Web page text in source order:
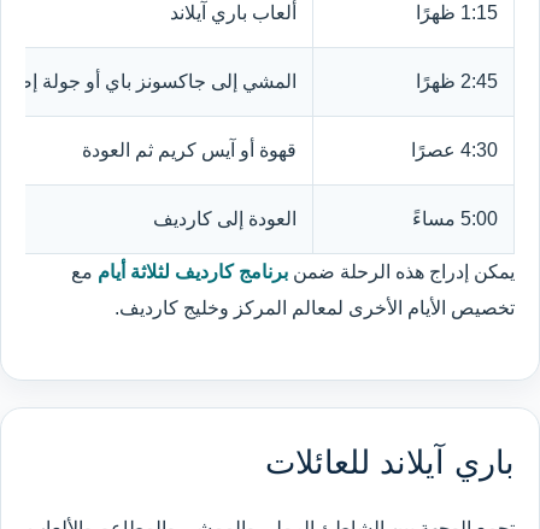
1:15 ظهرًا ألعاب باري آيلاند
2:45 ظهرًا المشي إلى جاكسونز باي أو جولة
4:30 عصرًا قهوة أو آيس كريم ثم العودة
5:00 مساءً العودة إلى كارديف
يمكن إدراج هذه الرحلة ضمن برنامج كارديف لثلاثة أيام مع
تخصيص الأيام الأخرى لمعالم المركز وخليج كارديف.
باري آيلاند للعائلات